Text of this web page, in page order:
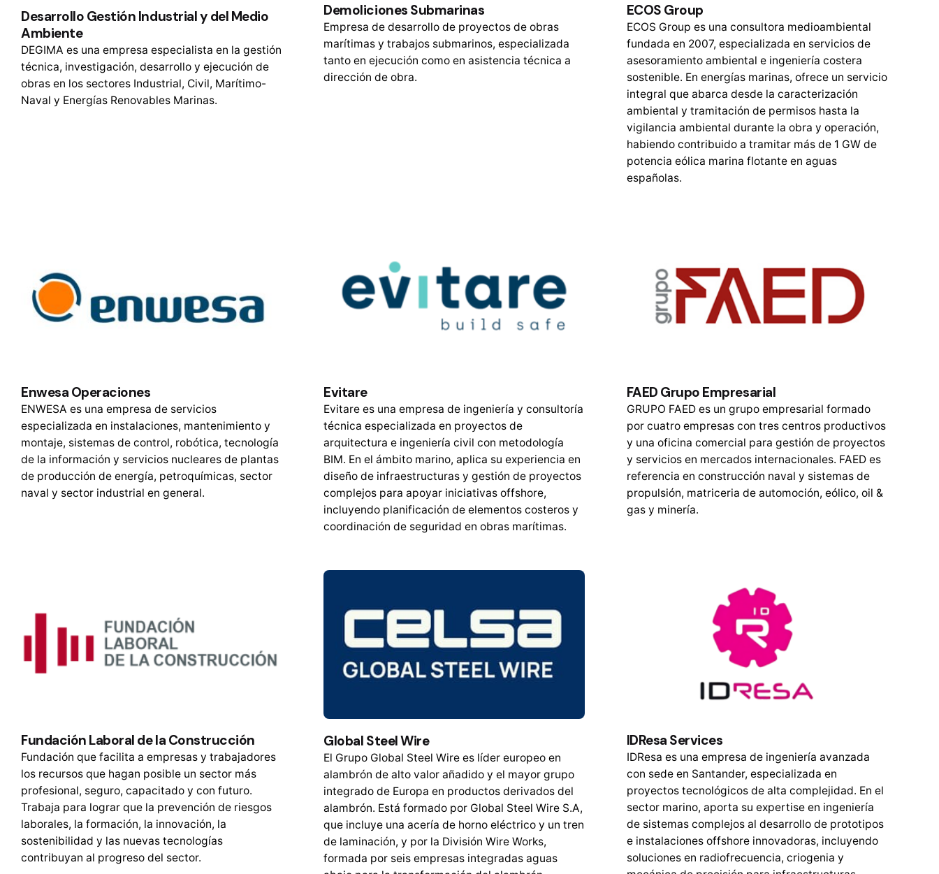
Desarrollo Gestión Industrial y del Medio
Ambiente
DEGIMA es una empresa especialista en la gestión
técnica, investigación, desarrollo y ejecución de
obras en los sectores Industrial, Civil, Marítimo-
Naval y Energías Renovables Marinas.
Demoliciones Submarinas
Empresa de desarrollo de proyectos de obras
marítimas y trabajos submarinos, especializada
tanto en ejecución como en asistencia técnica a
dirección de obra.
ECOS Group
ECOS Group es una consultora medioambiental
fundada en 2007, especializada en servicios de
asesoramiento ambiental e ingeniería costera
sostenible. En energías marinas, ofrece un servicio
integral que abarca desde la caracterización
ambiental y tramitación de permisos hasta la
vigilancia ambiental durante la obra y operación,
habiendo contribuido a tramitar más de 1 GW de
potencia eólica marina flotante en aguas
españolas.
Enwesa Operaciones
ENWESA es una empresa de servicios
especializada en instalaciones, mantenimiento y
montaje, sistemas de control, robótica, tecnología
de la información y servicios nucleares de plantas
de producción de energía, petroquímicas, sector
naval y sector industrial en general.
Evitare
Evitare es una empresa de ingeniería y consultoría
técnica especializada en proyectos de
arquitectura e ingeniería civil con metodología
BIM. En el ámbito marino, aplica su experiencia en
diseño de infraestructuras y gestión de proyectos
complejos para apoyar iniciativas offshore,
incluyendo planificación de elementos costeros y
coordinación de seguridad en obras marítimas.
FAED Grupo Empresarial
GRUPO FAED es un grupo empresarial formado
por cuatro empresas con tres centros productivos
y una oficina comercial para gestión de proyectos
y servicios en mercados internacionales. FAED es
referencia en construcción naval y sistemas de
propulsión, matriceria de automoción, eólico, oil &
gas y minería.
Fundación Laboral de la Construcción
Fundación que facilita a empresas y trabajadores
los recursos que hagan posible un sector más
profesional, seguro, capacitado y con futuro.
Trabaja para lograr que la prevención de riesgos
laborales, la formación, la innovación, la
sostenibilidad y las nuevas tecnologías
contribuyan al progreso del sector.
Global Steel Wire
El Grupo Global Steel Wire es líder europeo en
alambrón de alto valor añadido y el mayor grupo
integrado de Europa en productos derivados del
alambrón. Está formado por Global Steel Wire S.A,
que incluye una acería de horno eléctrico y un tren
de laminación, y por la División Wire Works,
formada por seis empresas integradas aguas
IDResa Services
IDResa es una empresa de ingeniería avanzada
con sede en Santander, especializada en
proyectos tecnológicos de alta complejidad. En el
sector marino, aporta su expertise en ingeniería
de sistemas complejos al desarrollo de prototipos
e instalaciones offshore innovadoras, incluyendo
soluciones en radiofrecuencia, criogenia y